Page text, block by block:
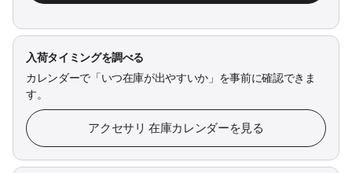
入荷タイミングを調べる
カレンダーで「いつ在庫が出やすいか」を事前に確認できま
す。
アクセサリ 在庫カレンダーを見る